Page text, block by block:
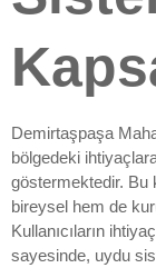
Demirtaşpaşa
bölgedeki
göstermektedir. Bu
bireysel hem de
Kullanıcıların
sayesinde, uydu